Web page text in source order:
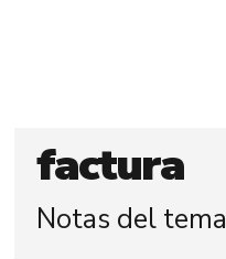
factura
Notas del tema